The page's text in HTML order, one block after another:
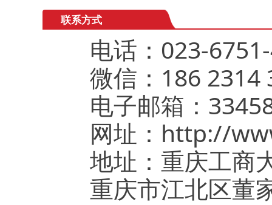
联系方式
电话：023-6751-
微信：186 2314
电子邮箱：
网址：http://
地址：重庆工商
重庆市江北区董